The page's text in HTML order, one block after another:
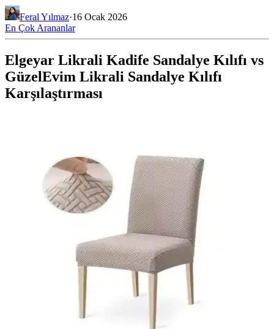
Feral Yılmaz·16 Ocak 2026
En Çok Arananlar
Elgeyar Likrali Kadife Sandalye Kılıfı vs
GüzelEvim Likrali Sandalye Kılıfı
Karşılaştırması